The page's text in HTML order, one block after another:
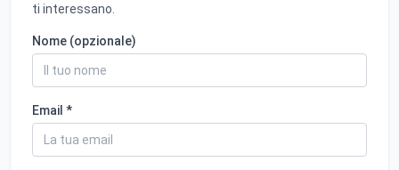
ti interessano.
Nome (opzionale)
Email *